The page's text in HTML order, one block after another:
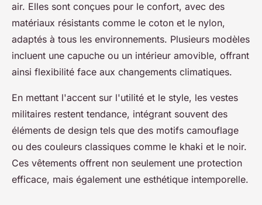
air. Elles sont conçues pour le confort, avec des
matériaux résistants comme le coton et le nylon,
adaptés à tous les environnements. Plusieurs modèles
incluent une capuche ou un intérieur amovible, offrant
ainsi flexibilité face aux changements climatiques.
En mettant l'accent sur l'utilité et le style, les vestes
militaires restent tendance, intégrant souvent des
éléments de design tels que des motifs camouflage
ou des couleurs classiques comme le khaki et le noir.
Ces vêtements offrent non seulement une protection
efficace, mais également une esthétique intemporelle.